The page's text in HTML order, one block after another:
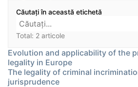
Căutați în această etichetă
Total: 2 articole
Evolution and applicability of the
legality in Europe
The legality of criminal
jurisprudence